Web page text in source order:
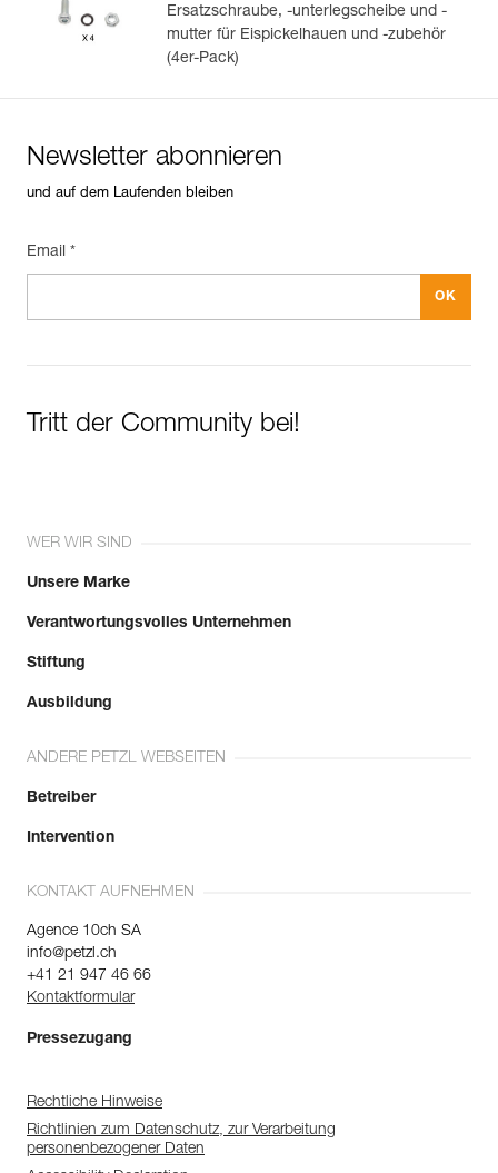
Ersatzschraube, -unterlegscheibe und -
mutter für Eispickelhauen und -zubehör
(4er-Pack)
Newsletter abonnieren
und auf dem Laufenden bleiben
Email *
Tritt der Community bei!
WER WIR SIND
Unsere Marke
Verantwortungsvolles Unternehmen
Stiftung
Ausbildung
ANDERE PETZL WEBSEITEN
Betreiber
Intervention
KONTAKT AUFNEHMEN
Agence 10ch SA
info@petzl.ch
+41 21 947 46 66
Kontaktformular
Pressezugang
Rechtliche Hinweise
Richtlinien zum Datenschutz, zur Verarbeitung
personenbezogener Daten